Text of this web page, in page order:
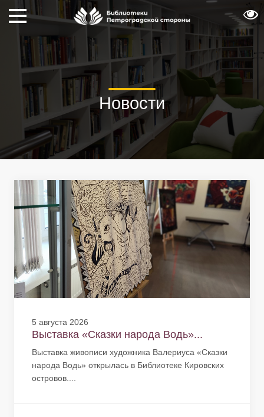
Новости
5 августа 2026
Выставка «Сказки народа Водь»...
Выставка живописи художника Валериуса «Сказки
народа Водь» открылась в Библиотеке Кировских
островов....